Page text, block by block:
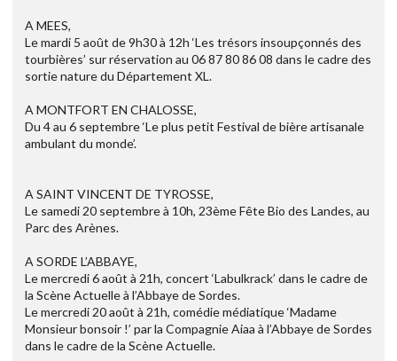
A MEES,
Le mardi 5 août de 9h30 à 12h ‘Les trésors insoupçonnés des
tourbières’ sur réservation au 06 87 80 86 08 dans le cadre des
sortie nature du Département XL.
A MONTFORT EN CHALOSSE,
Du 4 au 6 septembre ‘Le plus petit Festival de bière artisanale
ambulant du monde’.
A SAINT VINCENT DE TYROSSE,
Le samedi 20 septembre à 10h, 23ème Fête Bio des Landes, au
Parc des Arènes.
A SORDE L’ABBAYE,
Le mercredi 6 août à 21h, concert ‘Labulkrack’ dans le cadre de
la Scène Actuelle à l’Abbaye de Sordes.
Le mercredi 20 août à 21h, comédie médiatique ‘Madame
Monsieur bonsoir !’ par la Compagnie Aiaa à l’Abbaye de Sordes
dans le cadre de la Scène Actuelle.